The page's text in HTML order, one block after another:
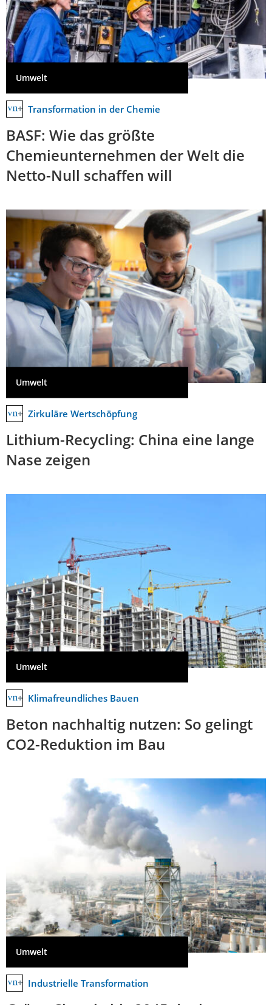
Umwelt
Transformation in der Chemie
BASF: Wie das größte
Chemieunternehmen der Welt die
Netto-Null schaffen will
Umwelt
Zirkuläre Wertschöpfung
Lithium-Recycling: China eine lange
Nase zeigen
Umwelt
Klimafreundliches Bauen
Beton nachhaltig nutzen: So gelingt
CO2-Reduktion im Bau
Umwelt
Industrielle Transformation